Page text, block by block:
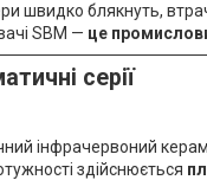
швидко блякнуть,
SBM — це
серії
інфрачервоний
здійснюється